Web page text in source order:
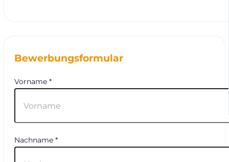
Bewerbungsformular
Vorname *
Nachname *